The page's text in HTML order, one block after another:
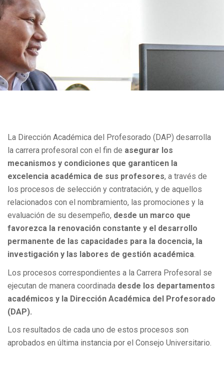
La Dirección Académica del Profesorado (DAP) desarrolla
la carrera profesoral con el fin de asegurar los
mecanismos y condiciones que garanticen la
excelencia académica de sus profesores, a través de
los procesos de selección y contratación, y de aquellos
relacionados con el nombramiento, las promociones y la
evaluación de su desempeño, desde un marco que
favorezca la renovación constante y el desarrollo
permanente de las capacidades para la docencia, la
investigación y las labores de gestión académica.
Los procesos correspondientes a la Carrera Profesoral se
ejecutan de manera coordinada desde los departamentos
académicos y la Dirección Académica del Profesorado
(DAP).
Los resultados de cada uno de estos procesos son
aprobados en última instancia por el Consejo Universitario.